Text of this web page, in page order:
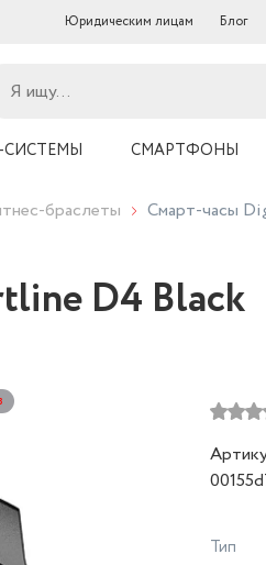
Юридическим лицам Блог
СИСТЕМЫ СМАРТФОНЫ
браслеты Смарт-часы
D4 Black
Тип